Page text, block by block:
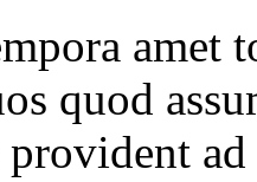
amet
quod
provident